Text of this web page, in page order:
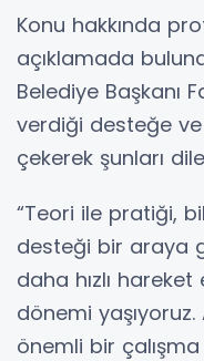
Konu hakkında
açıklamada
Belediye Başkanı
verdiği desteğe
çekerek şunları
“Teori ile pratiği,
desteği bir araya
daha hızlı
dönemi
önemli bir çalışma